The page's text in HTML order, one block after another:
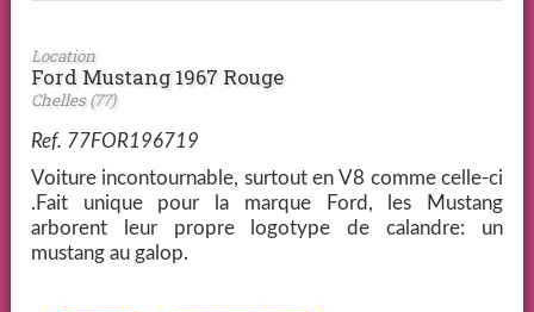
Location
Ford Mustang 1967 Rouge
Chelles (77)
Ref. 77FOR196719
Voiture incontournable, surtout en V8 comme celle-ci
.Fait unique pour la marque Ford, les Mustang
arborent leur propre logotype de calandre: un
mustang au galop.